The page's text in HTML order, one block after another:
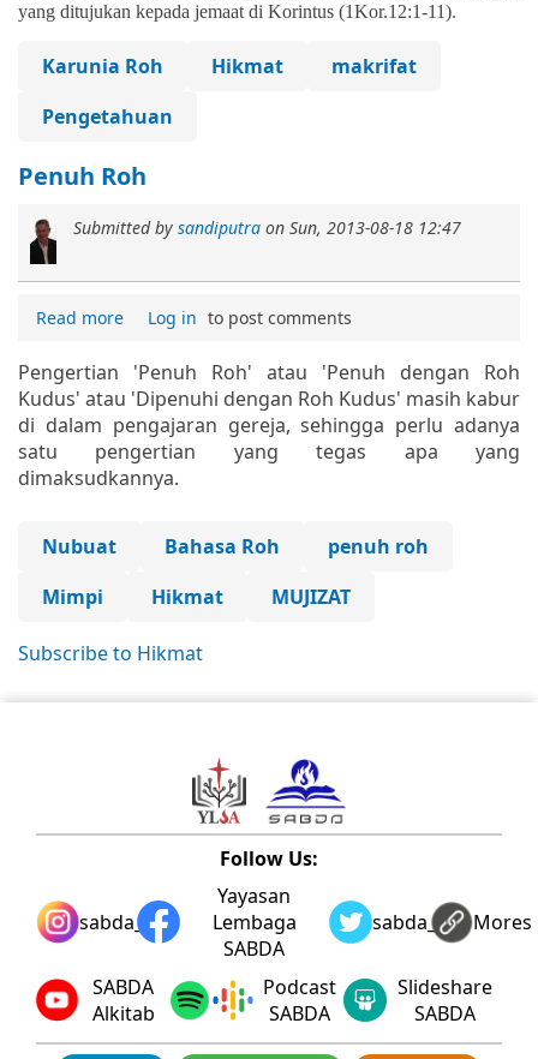
yang ditujukan kepada jemaat di Korintus (1Kor.12:1-11).
Karunia Roh Hikmat
makrifat
Pengetahuan
Penuh Roh
Submitted by sandiputra on Sun, 2013-08-18 12:47
Read more Log in to post comments
Pengertian 'Penuh Roh' atau 'Penuh dengan Roh
Kudus' atau 'Dipenuhi dengan Roh Kudus' masih kabur
di dalam pengajaran gereja, sehingga perlu adanya
satu pengertian yang tegas apa yang
dimaksudkannya.
Nubuat Bahasa Roh
penuh roh
Mimpi
Hikmat MUJIZAT
Subscribe to Hikmat
Follow Us:
sabda_ylsa
Yayasan
Lembaga
SABDA
sabda_ylsaMores
SABDA
Alkitab
Podcast
SABDA
Slideshare
SABDA